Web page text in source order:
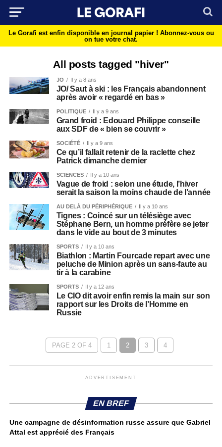
Le Gorafi est enfin disponible en journal papier ! Abonnez-vous ou
on tue votre chat.
All posts tagged "hiver"
JO Il y a 8 ans
JO/ Saut à ski : les Français abandonnent
après avoir « regardé en bas »
POLITIQUE Il y a 9 ans
Grand froid : Edouard Philippe conseille
aux SDF de « bien se couvrir »
SOCIÉTÉ Il y a 9 ans
Ce qu’il fallait retenir de la raclette chez
Patrick dimanche dernier
SCIENCES Il y a 10 ans
Vague de froid : selon une étude, l’hiver
serait la saison la moins chaude de l’année
AU DELÀ DU PÉRIPHÉRIQUE Il y a 10 ans
Tignes : Coincé sur un télésiège avec
Stéphane Bern, un homme préfère se jeter
dans le vide au bout de 3 minutes
SPORTS Il y a 10 ans
Biathlon : Martin Fourcade repart avec une
peluche de Minion après un sans-faute au
tir à la carabine
SPORTS Il y a 12 ans
Le CIO dit avoir enfin remis la main sur son
rapport sur les Droits de l’Homme en
Russie
PAGE 2 OF 4 1 2 3 4
ADVERTISEMENT
EN BREF
Une campagne de désinformation russe assure que Gabriel
Attal est apprécié des Français